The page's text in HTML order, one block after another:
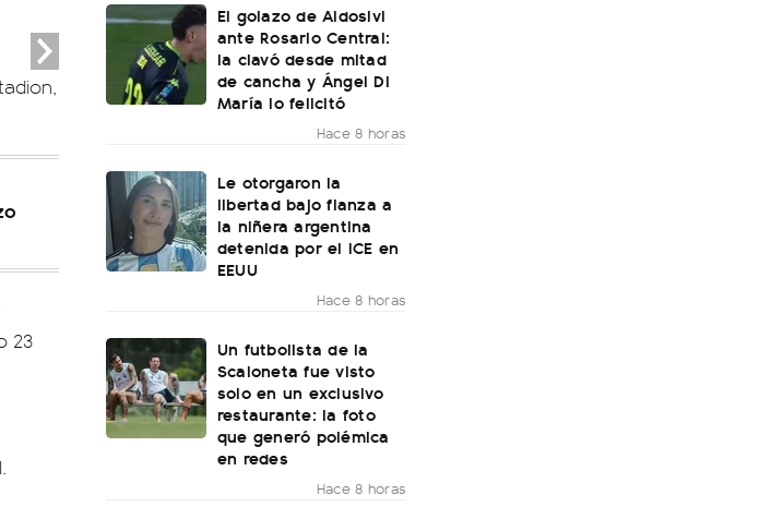
23
El golazo de Aldosivi
ante Rosario Central:
la clavó desde mitad
de cancha y Ángel Di
María lo felicitó
Hace 8 horas
Le otorgaron la
libertad bajo fianza a
la niñera argentina
detenida por el ICE en
EEUU
Hace 8 horas
Un futbolista de la
Scaloneta fue visto
solo en un exclusivo
restaurante: la foto
que generó polémica
en redes
Hace 8 horas